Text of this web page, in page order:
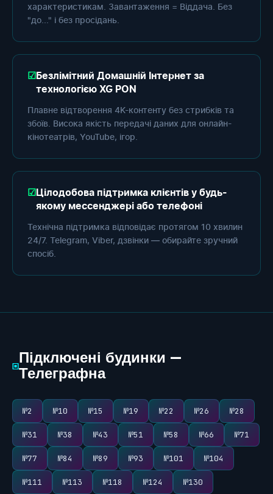
характеристикам. Завантаження = Віддача. Без
"до..." і без просідань.
Безлімітний Домашній Інтернет за
технологією XG PON
Плавне відтворення 4K-контенту без стрибків та
збоїв. Висока якість передачі даних для онлайн-
кінотеатрів, YouTube, ігор.
Цілодобова підтримка клієнтів у будь-
якому мессенджері або телефоні
Технічна підтримка відповідає протягом 10 хвилин
24/7. Telegram, Viber, дзвінки — обирайте зручний
спосіб.
▣Підключені будинки —
Телеграфна
№2 №10 №15 №19 №22 №26 №28
№31 №38 №43 №51 №58 №66 №71
№77 №84 №89 №93 №101 №104
№111 №113 №118 №124 №130